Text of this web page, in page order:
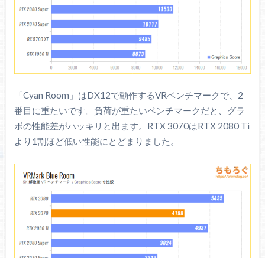
「Cyan Room」はDX12で動作するVRベンチマークで、2
番目に重たいです。負荷が重たいベンチマークだと、グラ
ボの性能差がハッキリと出ます。RTX 3070はRTX 2080 Ti
より1割ほど低い性能にとどまりました。